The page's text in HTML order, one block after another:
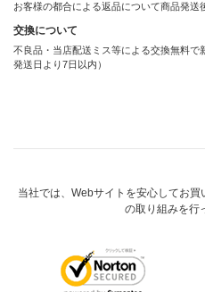
お客様の都合による返品について商品発送
交換について
不良品・当店配送ミス等による交換無料
発送日より7日以内）
当社では、Webサイトを安心してお
の取り組みを行